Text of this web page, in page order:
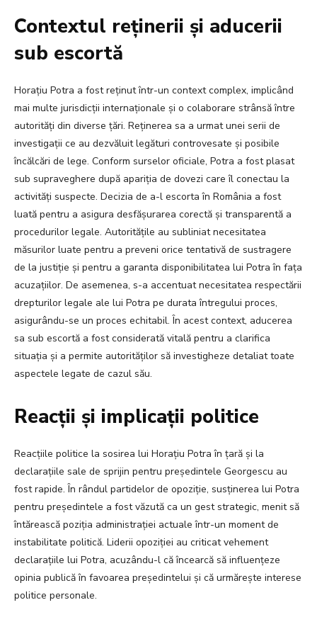
Contextul reținerii și aducerii
sub escortă
Horațiu Potra a fost reținut într-un context complex, implicând
mai multe jurisdicții internaționale și o colaborare strânsă între
autorități din diverse țări. Reținerea sa a urmat unei serii de
investigații ce au dezvăluit legături controvesate și posibile
încălcări de lege. Conform surselor oficiale, Potra a fost plasat
sub supraveghere după apariția de dovezi care îl conectau la
activități suspecte. Decizia de a-l escorta în România a fost
luată pentru a asigura desfășurarea corectă și transparentă a
procedurilor legale. Autoritățile au subliniat necesitatea
măsurilor luate pentru a preveni orice tentativă de sustragere
de la justiție și pentru a garanta disponibilitatea lui Potra în fața
acuzațiilor. De asemenea, s-a accentuat necesitatea respectării
drepturilor legale ale lui Potra pe durata întregului proces,
asigurându-se un proces echitabil. În acest context, aducerea
sa sub escortă a fost considerată vitală pentru a clarifica
situația și a permite autorităților să investigheze detaliat toate
aspectele legate de cazul său.
Reacții și implicații politice
Reacțiile politice la sosirea lui Horațiu Potra în țară și la
declarațiile sale de sprijin pentru președintele Georgescu au
fost rapide. În rândul partidelor de opoziție, susținerea lui Potra
pentru președintele a fost văzută ca un gest strategic, menit să
întărească poziția administrației actuale într-un moment de
instabilitate politică. Liderii opoziției au criticat vehement
declarațiile lui Potra, acuzându-l că încearcă să influențeze
opinia publică în favoarea președintelui și că urmărește interese
politice personale.